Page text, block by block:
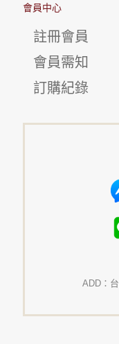
會員中心
註冊會員
會員需知
訂購紀錄
ADD：